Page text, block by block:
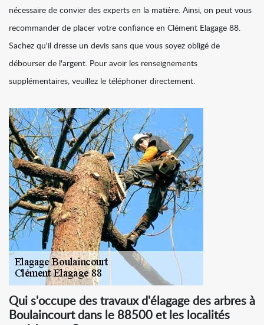
nécessaire de convier des experts en la matière. Ainsi, on peut vous
recommander de placer votre confiance en Clément Elagage 88.
Sachez qu'il dresse un devis sans que vous soyez obligé de
débourser de l'argent. Pour avoir les renseignements
supplémentaires, veuillez le téléphoner directement.
Qui s'occupe des travaux d'élagage des arbres à
Boulaincourt dans le 88500 et les localités